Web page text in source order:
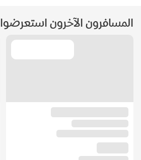
المسافرون الآخرون